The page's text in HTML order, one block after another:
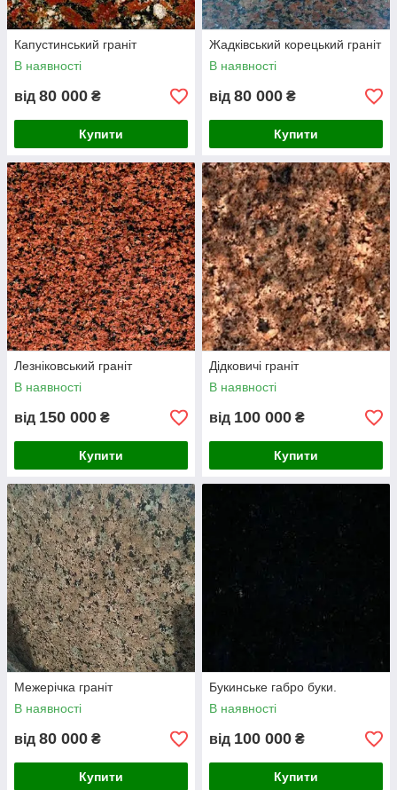
Капустинський граніт
В наявності
від 80 000 ₴
Купити
Жадківський корецький граніт
В наявності
від 80 000 ₴
Купити
Лезніковський граніт
В наявності
від 150 000 ₴
Купити
Дідковичі граніт
В наявності
від 100 000 ₴
Купити
Межерічка граніт
В наявності
від 80 000 ₴
Купити
Букинське габро буки.
В наявності
від 100 000 ₴
Купити